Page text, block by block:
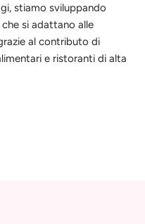
stiamo sviluppando
si adattano alle
al contributo di
e ristoranti di alta